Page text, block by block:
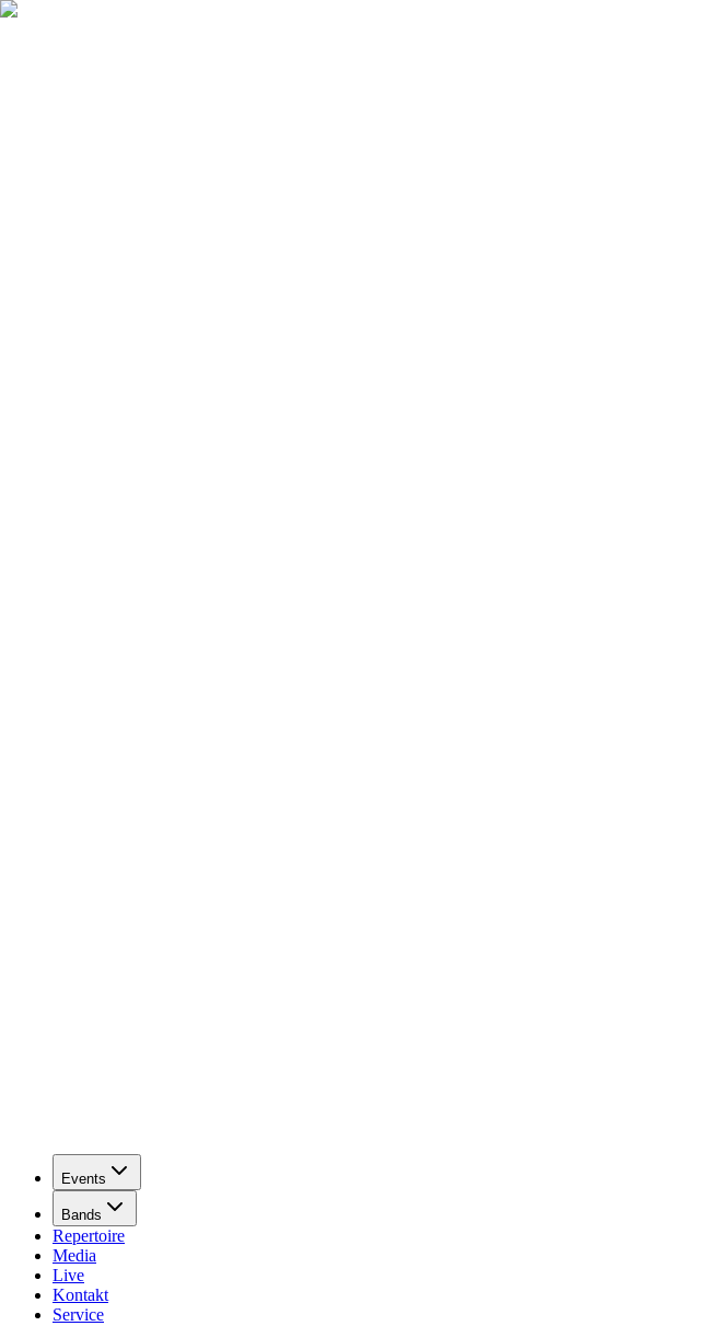
Events
Bands
Repertoire
Media
Live
Kontakt
Service